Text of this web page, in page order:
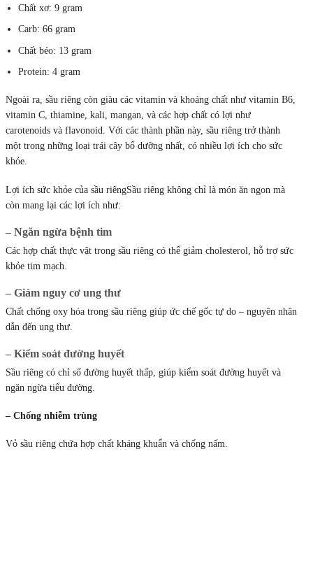
Chất xơ: 9 gram
Carb: 66 gram
Chất béo: 13 gram
Protein: 4 gram
Ngoài ra, sầu riêng còn giàu các vitamin và khoáng chất như vitamin B6,
vitamin C, thiamine, kali, mangan, và các hợp chất có lợi như
carotenoids và flavonoid. Với các thành phần này, sầu riêng trở thành
một trong những loại trái cây bổ dưỡng nhất, có nhiều lợi ích cho sức
khỏe.
Lợi ích sức khỏe của sầu riêngSầu riêng không chỉ là món ăn ngon mà
còn mang lại các lợi ích như:
– Ngăn ngừa bệnh tim
Các hợp chất thực vật trong sầu riêng có thể giảm cholesterol, hỗ trợ sức
khỏe tim mạch.
– Giảm nguy cơ ung thư
Chất chống oxy hóa trong sầu riêng giúp ức chế gốc tự do – nguyên nhân
dẫn đến ung thư.
– Kiểm soát đường huyết
Sầu riêng có chỉ số đường huyết thấp, giúp kiểm soát đường huyết và
ngăn ngừa tiểu đường.
– Chống nhiễm trùng
Vỏ sầu riêng chứa hợp chất kháng khuẩn và chống nấm.